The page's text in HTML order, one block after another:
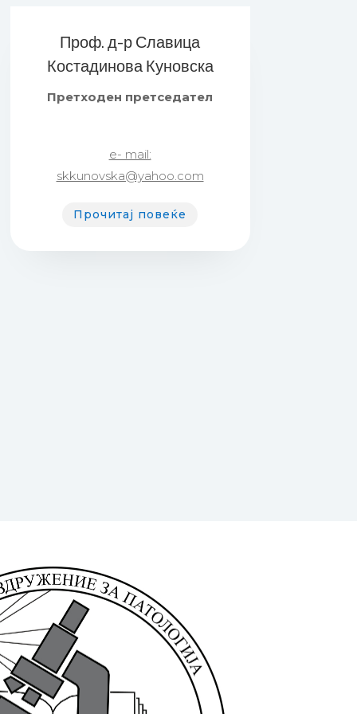
Проф. д-р Славица
Костадинова Куновска
Претходен претседател
e- mail:
skkunovska@yahoo.com
Прочитај повеќе